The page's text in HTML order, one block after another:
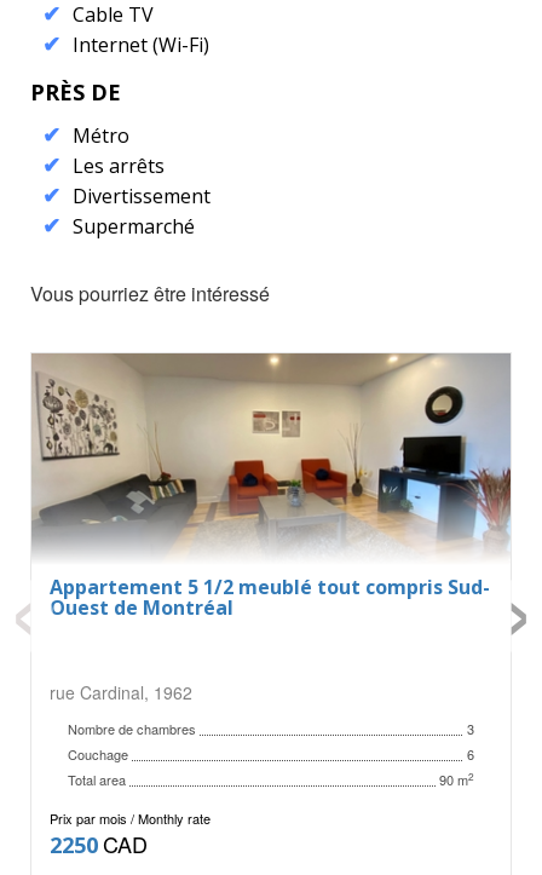
Cable TV
Internet (Wi-Fi)
PRÈS DE
Métro
Les arrêts
Divertissement
Supermarché
Vous pourriez être intéressé
Appartement 5 1/2 meublé tout compris Sud-
Ouest de Montréal
rue Cardinal, 1962
Nombre de chambres
3
Couchage
6
Total area
90 m2
Prix par mois / Monthly rate
2250CAD
‹ ›